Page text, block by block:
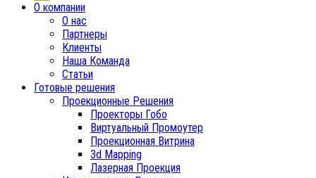
О компании
О нас
Партнеры
Клиенты
Наша Команда
Статьи
Готовые решения
Проекционные Решения
Проекторы Гобо
Виртуальный Промоутер
Проекционная Витрина
3d Mapping
Лазерная Проекция